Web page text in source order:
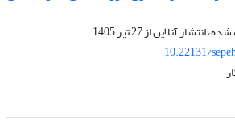
انتشار آنلاین از27 تیر 1405
10.22131/